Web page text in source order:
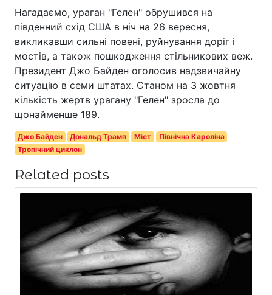
Нагадаємо, ураган "Гелен" обрушився на
південний схід США в ніч на 26 вересня,
викликавши сильні повені, руйнування доріг і
мостів, а також пошкодження стільникових веж.
Президент Джо Байден оголосив надзвичайну
ситуацію в семи штатах. Станом на 3 жовтня
кількість жертв урагану "Гелен" зросла до
щонайменше 189.
Джо Байден Дональд Трамп Міст
Північна Кароліна
Тропічний циклон
Related posts